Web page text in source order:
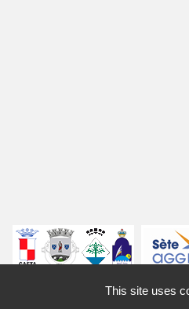
Villes
jumelées
This site uses